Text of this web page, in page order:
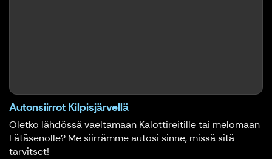
Autonsiirrot Kilpisjärvellä
Oletko lähdössä vaeltamaan Kalottireitille tai melomaan
Lätäsenolle? Me siirrämme autosi sinne, missä sitä
tarvitset!